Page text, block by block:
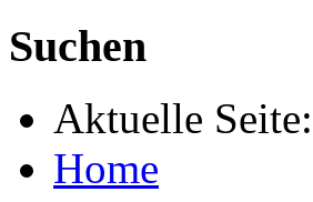
Suchen
Aktuelle Seite:
Home